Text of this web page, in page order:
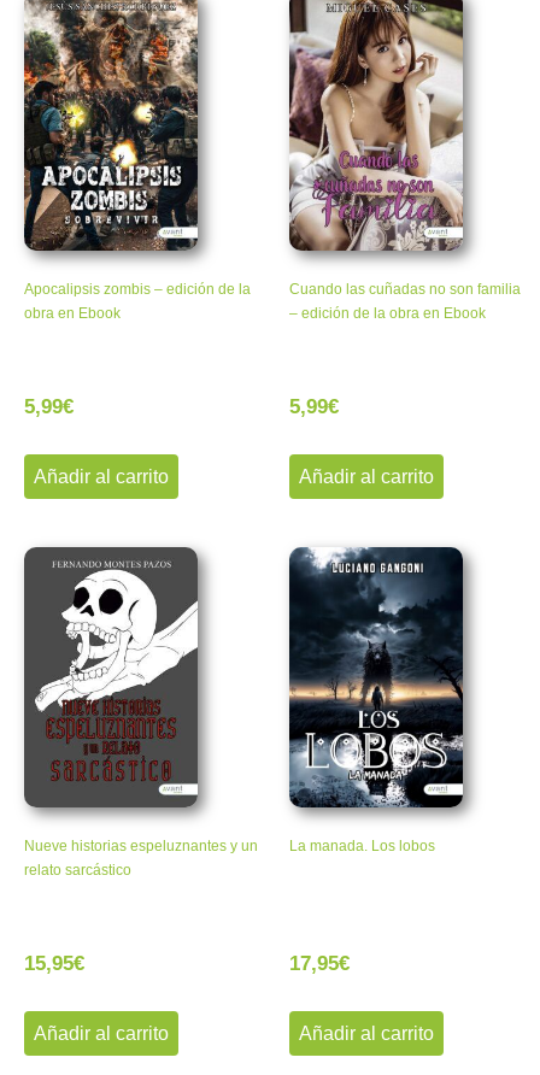
Apocalipsis zombis – edición de la
obra en Ebook
5,99€
Añadir al carrito
Cuando las cuñadas no son familia
– edición de la obra en Ebook
5,99€
Añadir al carrito
Nueve historias espeluznantes y un
relato sarcástico
15,95€
Añadir al carrito
La manada. Los lobos
17,95€
Añadir al carrito